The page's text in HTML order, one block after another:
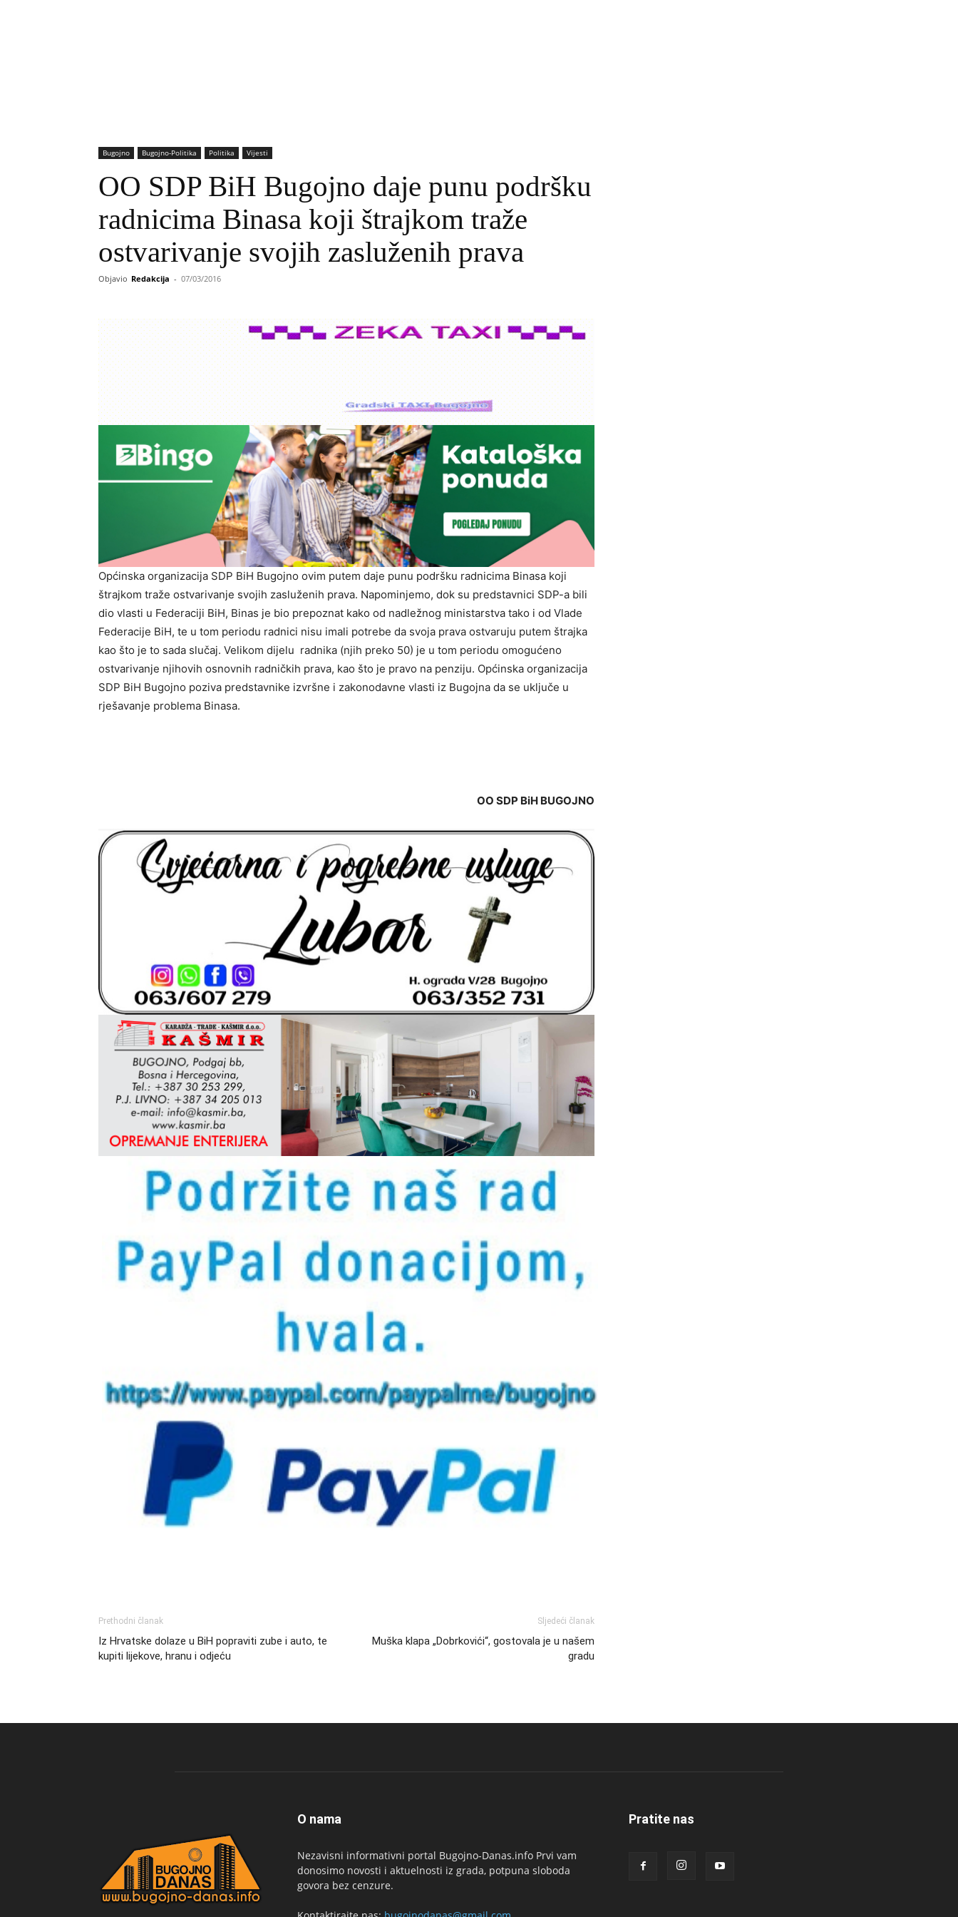
Bugojno Bugojno-Politika Politika Vijesti
OO SDP BiH Bugojno daje punu podršku
radnicima Binasa koji štrajkom traže
ostvarivanje svojih zasluženih prava
Objavio Redakcija - 07/03/2016
Općinska organizacija SDP BiH Bugojno ovim putem daje punu podršku radnicima Binasa koji
štrajkom traže ostvarivanje svojih zasluženih prava. Napominjemo, dok su predstavnici SDP-a bili
dio vlasti u Federaciji BiH, Binas je bio prepoznat kako od nadležnog ministarstva tako i od Vlade
Federacije BiH, te u tom periodu radnici nisu imali potrebe da svoja prava ostvaruju putem štrajka
kao što je to sada slučaj. Velikom dijelu radnika (njih preko 50) je u tom periodu omogućeno
ostvarivanje njihovih osnovnih radničkih prava, kao što je pravo na penziju. Općinska organizacija
SDP BiH Bugojno poziva predstavnike izvršne i zakonodavne vlasti iz Bugojna da se uključe u
rješavanje problema Binasa.
OO SDP BiH BUGOJNO
Prethodni članak
Iz Hrvatske dolaze u BiH popraviti zube i auto, te
kupiti lijekove, hranu i odjeću
Sljedeći članak
Muška klapa „Dobrkovići“, gostovala je u našem
gradu
O nama
Nezavisni informativni portal Bugojno-Danas.info Prvi vam
donosimo novosti i aktuelnosti iz grada, potpuna sloboda
govora bez cenzure.
Pratite nas